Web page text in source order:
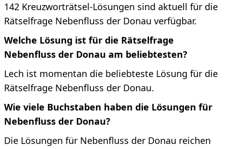
142 Kreuzworträtsel-Lösungen sind aktuell für die
Rätselfrage Nebenfluss der Donau verfügbar.
Welche Lösung ist für die Rätselfrage
Nebenfluss der Donau am beliebtesten?
Lech ist momentan die beliebteste Lösung für die
Rätselfrage Nebenfluss der Donau.
Wie viele Buchstaben haben die Lösungen für
Nebenfluss der Donau?
Die Lösungen für Nebenfluss der Donau reichen